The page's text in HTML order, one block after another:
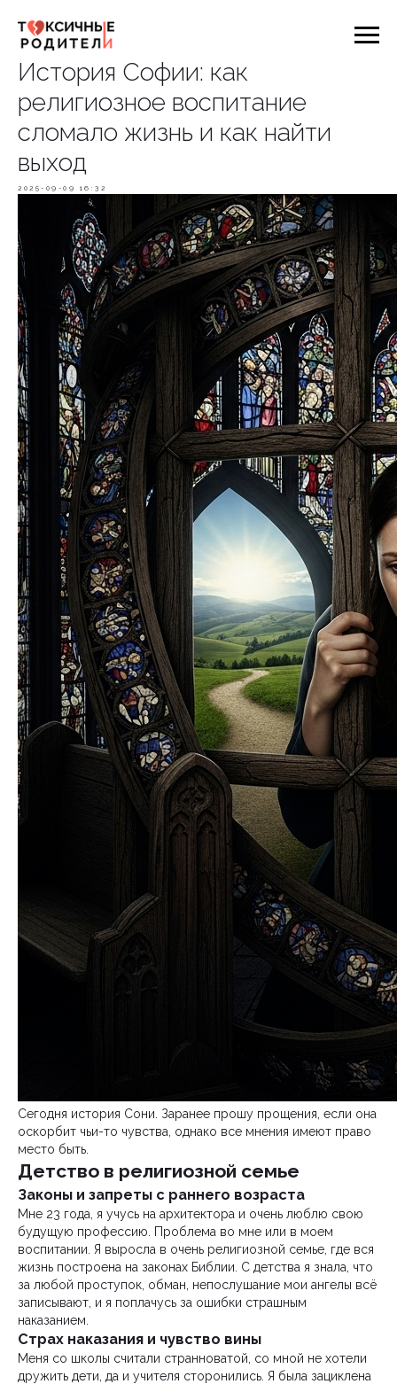
История Софии: как
религиозное воспитание
сломало жизнь и как найти
выход
2025-09-09 16:32
Сегодня история Сони. Заранее прошу прощения, если она
оскорбит чьи-то чувства, однако все мнения имеют право
место быть.
Детство в религиозной семье
Законы и запреты с раннего возраста
Мне 23 года, я учусь на архитектора и очень люблю свою
будущую профессию. Проблема во мне или в моем
воспитании. Я выросла в очень религиозной семье, где вся
жизнь построена на законах Библии. С детства я знала, что
за любой проступок, обман, непослушание мои ангелы всё
записывают, и я поплачусь за ошибки страшным
наказанием.
Страх наказания и чувство вины
Меня со школы считали странноватой, со мной не хотели
дружить дети, да и учителя сторонились. Я была зациклена